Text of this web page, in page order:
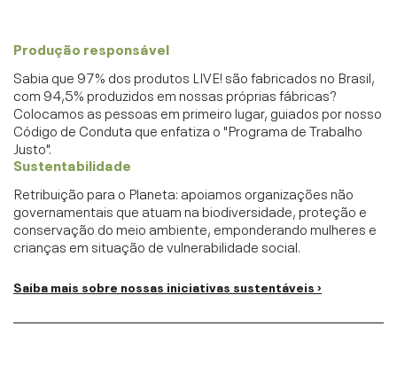
Produção responsável
Sabia que 97% dos produtos LIVE! são fabricados no Brasil,
com 94,5% produzidos em nossas próprias fábricas?
Colocamos as pessoas em primeiro lugar, guiados por nosso
Código de Conduta que enfatiza o "Programa de Trabalho
Justo".
Sustentabilidade
Retribuição para o Planeta: apoiamos organizações não
governamentais que atuam na biodiversidade, proteção e
conservação do meio ambiente, emponderando mulheres e
crianças em situação de vulnerabilidade social.
Saiba mais sobre nossas iniciativas sustentáveis ›